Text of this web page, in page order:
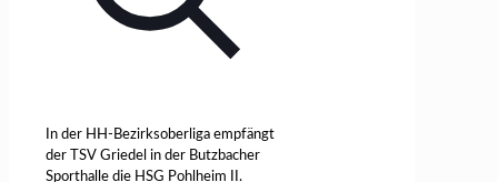
In der HH-Bezirksoberliga empfängt
der TSV Griedel in der Butzbacher
Sporthalle die HSG Pohlheim II.